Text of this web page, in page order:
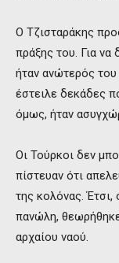
Ο Τζισταράκης
πράξης του. Για
ήταν ανώτερός του
έστειλε δεκάδες
όμως, ήταν
Οι Τούρκοι δεν
πίστευαν ότι
της κολόνας. Έτσι,
πανώλη,
αρχαίου ναού.